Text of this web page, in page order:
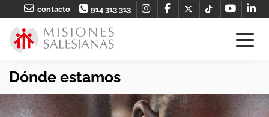
contacto 914 313 313
Dónde estamos